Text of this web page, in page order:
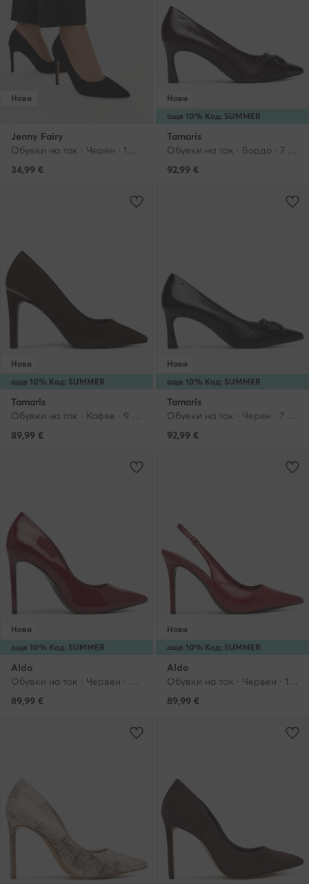
Нови
Jenny Fairy
Обувки на ток · Черен · 10 cm
34,99 €
още 10% Код: SUMMER
Нови
Tamaris
Обувки на ток · Бордо · 7 cm
92,99 €
още 10% Код: SUMMER
Нови
Tamaris
Обувки на ток · Кафяв · 9 cm
89,99 €
още 10% Код: SUMMER
Нови
Tamaris
Обувки на ток · Черен · 7 cm
92,99 €
още 10% Код: SUMMER
Нови
Aldo
Обувки на ток · Червен · 9.5 cm
89,99 €
още 10% Код: SUMMER
Нови
Aldo
Обувки на ток · Червен · 10 cm
89,99 €